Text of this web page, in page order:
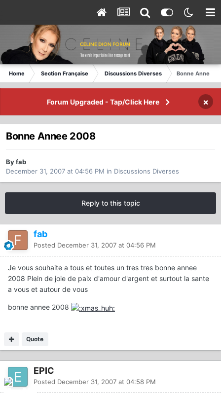
Home Section Française Discussions Diverses Bonne Annee
Forum Upgraded - Tap/Click Here ×
Bonne Annee 2008
By fab
December 31, 2007 at 04:56 PM in Discussions Diverses
Reply to this topic
fab
Posted December 31, 2007 at 04:56 PM
Je vous souhaite a tous et toutes un tres tres bonne annee
2008 Plein de joie de paix d'amour d'argent et surtout la sante
a vous et autour de vous
bonne annee 2008
Quote
EPIC
Posted December 31, 2007 at 04:58 PM